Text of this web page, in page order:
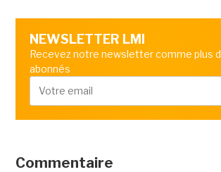
NEWSLETTER LMI
Recevez notre newsletter comme plus
abonnés
Commentaire